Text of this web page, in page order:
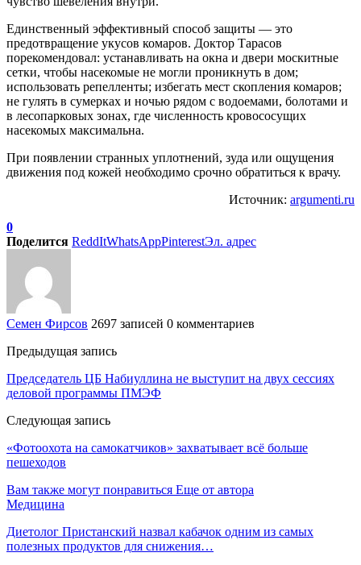
Единственный эффективный способ защиты — это
предотвращение укусов комаров. Доктор Тарасов
порекомендовал: устанавливать на окна и двери москитные
сетки, чтобы насекомые не могли проникнуть в дом;
использовать репелленты; избегать мест скопления комаров;
не гулять в сумерках и ночью рядом с водоемами, болотами и
в лесопарковых зонах, где численность кровососущих
насекомых максимальна.
При появлении странных уплотнений, зуда или ощущения
движения под кожей необходимо срочно обратиться к врачу.
Источник: argumenti.ru
0
Поделится ReddItWhatsAppPinterestЭл. адрес
Семен Фирсов 2697 записей 0 комментариев
Предыдущая запись
Председатель ЦБ Набиуллина не выступит на двух сессиях
деловой программы ПМЭФ
Следующая запись
«Фотоохота на самокатчиков» захватывает всё больше
пешеходов
Вам также могут понравиться Еще от автора
Медицина
Диетолог Пристанский назвал кабачок одним из самых
полезных продуктов для снижения…